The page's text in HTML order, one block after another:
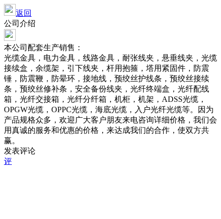
返回
公司介绍
本公司配套生产销售：
光缆金具，电力金具，线路金具，耐张线夹，悬垂线夹，光缆
接续盒，余缆架，引下线夹，杆用抱箍，塔用紧固件，防震
锤，防震鞭，防晕环，接地线，预绞丝护线条，预绞丝接续
条，预绞丝修补条，安全备份线夹，光纤终端盒，光纤配线
箱，光纤交接箱，光纤分纤箱，机柜，机架，ADSS光缆，
OPGW光缆，OPPC光缆，海底光缆，入户光纤光缆等。因为
产品规格众多，欢迎广大客户朋友来电咨询详细价格，我们会
用真诚的服务和优惠的价格，来达成我们的合作，使双方共
赢。
发表评论
评